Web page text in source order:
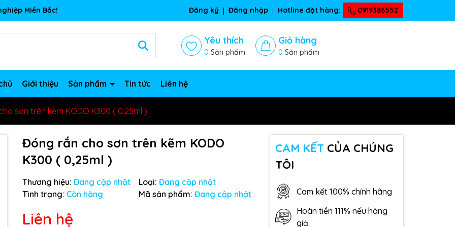
Miền Bắc! Đăng ký Đăng nhập Hotline đặt hàng: 0919386552
Yêu thích
0 Sản phẩm
Giỏ hàng
0 Sản phẩm
Giới thiệu Sản phẩm Tin tức Liên hệ
sơn trên kẽm KODO K300 ( 0,25ml )
Đóng rắn cho sơn trên kẽm KODO
K300 ( 0,25ml )
Thương hiệu: Đang cập nhật Loại: Đang cập nhật
Tình trạng: Còn hàng Mã sản phẩm: Đang cập nhật
Liên hệ
CAM KẾTCỦA CHÚNG
TÔI
Cam kết 100% chính hãng
Hoàn tiền 111% nếu hàng
giả